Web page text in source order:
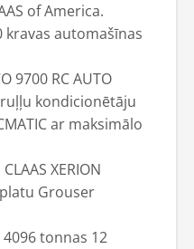
of America.
kravas automašīnas
9700 RC AUTO
ruļļu kondicionētāju
ar maksimālo
XERION
platu Grouser
tonnas 12